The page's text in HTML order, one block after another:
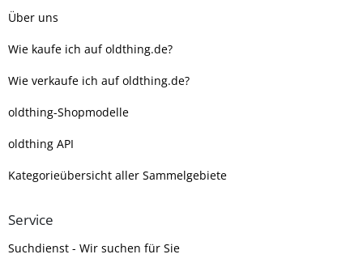
Über uns
Wie kaufe ich auf oldthing.de?
Wie verkaufe ich auf oldthing.de?
oldthing-Shopmodelle
oldthing API
Kategorieübersicht aller Sammelgebiete
Service
Suchdienst - Wir suchen für Sie